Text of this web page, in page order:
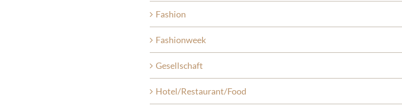
Fashion
Fashionweek
Gesellschaft
Hotel/Restaurant/Food